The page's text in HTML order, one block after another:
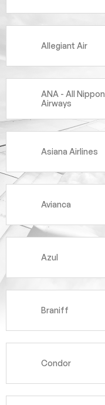
Allegiant Air
ANA - All Nippon
Airways
Asiana Airlines
Avianca
Azul
Braniff
Condor